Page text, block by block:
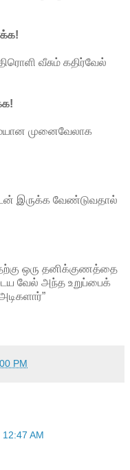
வீசும் கதிர்வேல்
முனைவேலாக
இருக்க வேண்டுவதால்
ஒரு தனிக்குணத்தை
வேல் அந்த உறுப்பைக்
PM
AM